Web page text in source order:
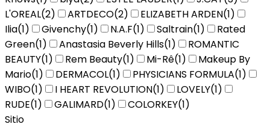
L'OREAL(2) ARTDECO(2) ELIZABETH ARDEN(1)
Ilia(1) Givenchy(1) N.A.F(1) Saltrain(1)
Rated
Green(1) Anastasia Beverly Hills(1)
ROMANTIC
BEAUTY(1) Rem Beauty(1) Mi-Rê(1)
Makeup By
Mario(1) DERMACOL(1) PHYSICIANS FORMULA(1)
WIBO(1) I HEART REVOLUTION(1) LOVELY(1)
RUDE(1) GALIMARD(1) COLORKEY(1)
Sitio